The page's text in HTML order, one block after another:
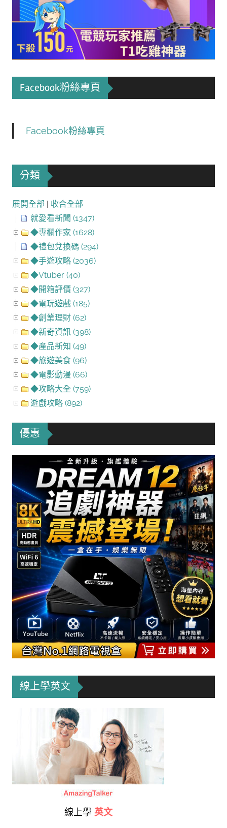
Facebook粉絲專頁
Facebook粉絲專頁
分類
展開全部 | 收合全部
就愛看新聞 (1347)
◆專欄作家 (1628)
◆禮包兌換碼 (294)
◆手遊攻略 (2036)
◆Vtuber (40)
◆開箱評價 (327)
◆電玩遊戲 (185)
◆創業理財 (62)
◆新奇資訊 (398)
◆產品新知 (49)
◆旅遊美食 (96)
◆電影動漫 (66)
◆攻略大全 (759)
遊戲攻略 (892)
優惠
線上學英文
線上學 英文